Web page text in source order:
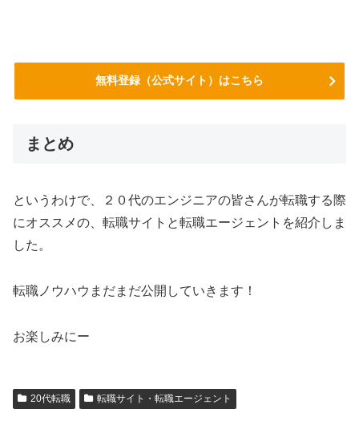
無料登録（公式サイト）はこちら
まとめ
というわけで、２０代のエンジニアの皆さんが転職する際
にオススメの、転職サイトと転職エージェントを紹介しま
した。
転職ノウハウまだまだ公開していきます！
お楽しみにー
20代転職 転職サイト・転職エージェント